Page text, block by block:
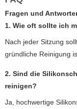
Fragen und
1. Wie oft sollte ich
Nach jeder Sitzung
gründliche Reinigung
2. Sind die
reinigen?
Ja, hochwertige